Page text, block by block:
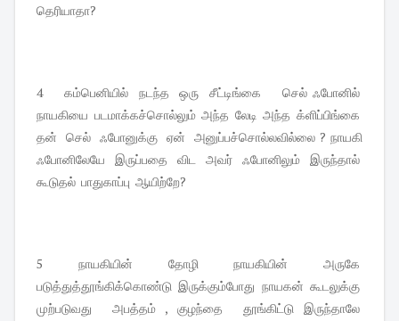
தெரியாதா?
4 கம்பெனியில் நடந்த ஒரு சீட்டிங்கை செல் ஃபோனில்
நாயகியை படமாக்கச்சொல்லும் அந்த லேடி அந்த க்ளிப்பிங்கை
தன் செல் ஃபோனுக்கு ஏன் அனுப்பச்சொல்லவில்லை ? நாயகி
ஃபோனிலேயே இருப்பதை விட அவர் ஃபோனிலும் இருந்தால்
கூடுதல் பாதுகாப்பு ஆயிற்றே?
5 நாயகியின் தோழி நாயகியின் அருகே
படுத்துத்தூங்கிக்கொண்டு இருக்கும்போது நாயகன் கூடலுக்கு
முற்படுவது அபத்தம் , குழந்தை தூங்கிட்டு இருந்தாலே